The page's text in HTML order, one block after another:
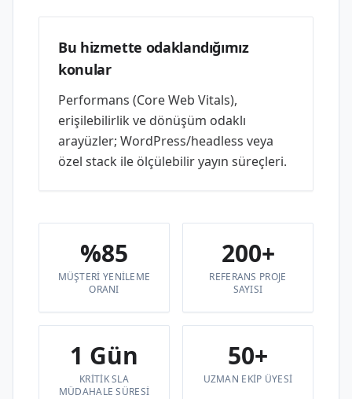
Bu hizmette odaklandığımız
konular
Performans (Core Web Vitals),
erişilebilirlik ve dönüşüm odaklı
arayüzler; WordPress/headless veya
özel stack ile ölçülebilir yayın süreçleri.
%85
MÜŞTERI YENILEME
ORANI
200+
REFERANS PROJE
SAYISI
1 Gün
KRITIK SLA
MÜDAHALE SÜRESI
50+
UZMAN EKIP ÜYESI